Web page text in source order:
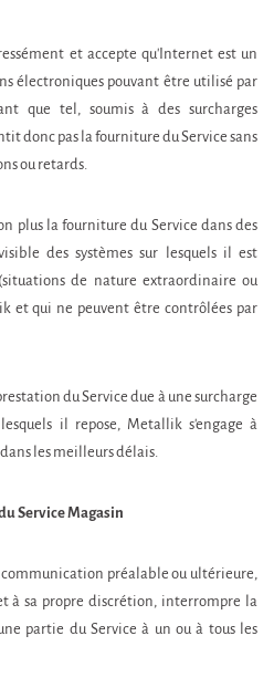
et accepte qu'Internet est un
électroniques pouvant être utilisé par
que tel, soumis à des surcharges
donc pas la fourniture du Service sans
ou retards.
plus la fourniture du Service dans des
des systèmes sur lesquels il est
de nature extraordinaire ou
et qui ne peuvent être contrôlées par
du Service due à une surcharge
il repose, Metallik s'engage à
les meilleurs délais.
Service Magasin
préalable ou ultérieure,
à sa propre discrétion, interrompre la
partie du Service à un ou à tous les